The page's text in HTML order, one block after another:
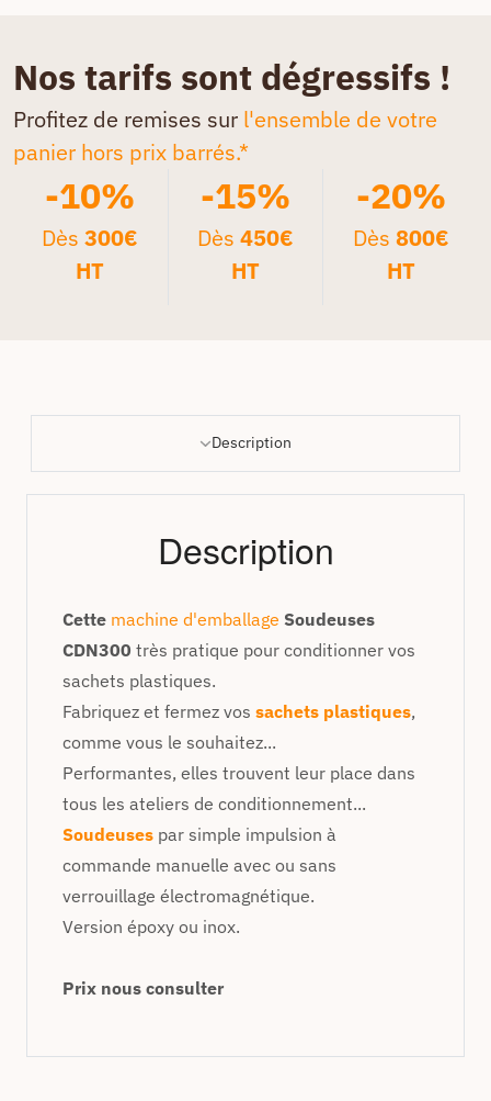
Nos tarifs sont dégressifs !
Profitez de remises sur l'ensemble de votre
panier hors prix barrés.*
-10%
Dès300€
HT
-15%
Dès 450€
HT
-20%
Dès 800€
HT
Description
Description
Cette machine d'emballage Soudeuses
CDN300 très pratique pour conditionner vos
sachets plastiques.
Fabriquez et fermez vos sachets plastiques,
comme vous le souhaitez...
Performantes, elles trouvent leur place dans
tous les ateliers de conditionnement...
Soudeuses par simple impulsion à
commande manuelle avec ou sans
verrouillage électromagnétique.
Version époxy ou inox.
Prix nous consulter